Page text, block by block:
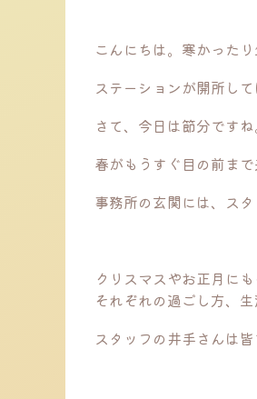
こんにちは。寒かった
ステーションが開所し
さて、今日は節分です
春がもうすぐ目の前ま
事務所の玄関には、ス
クリスマスやお正月に
それぞれの過ごし方、生
スタッフの井手さんは